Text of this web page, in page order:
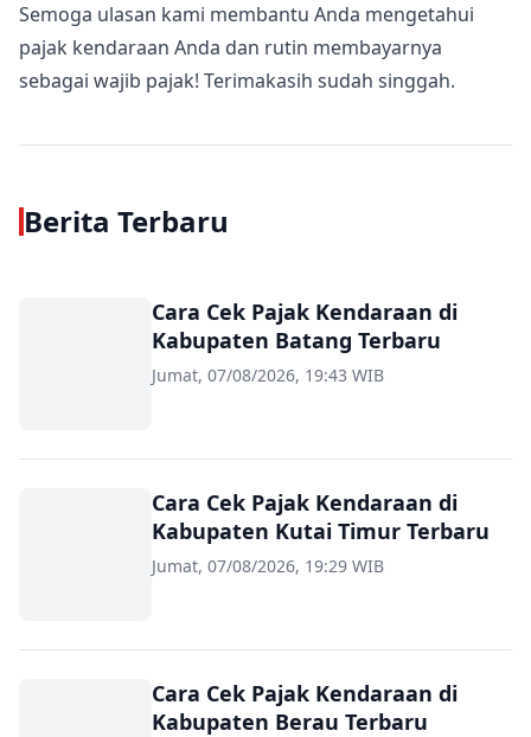
Semoga ulasan kami membantu Anda mengetahui
pajak kendaraan Anda dan rutin membayarnya
sebagai wajib pajak! Terimakasih sudah singgah.
Berita Terbaru
Cara Cek Pajak Kendaraan di
Kabupaten Batang Terbaru
Jumat, 07/08/2026, 19:43 WIB
Cara Cek Pajak Kendaraan di
Kabupaten Kutai Timur Terbaru
Jumat, 07/08/2026, 19:29 WIB
Cara Cek Pajak Kendaraan di
Kabupaten Berau Terbaru